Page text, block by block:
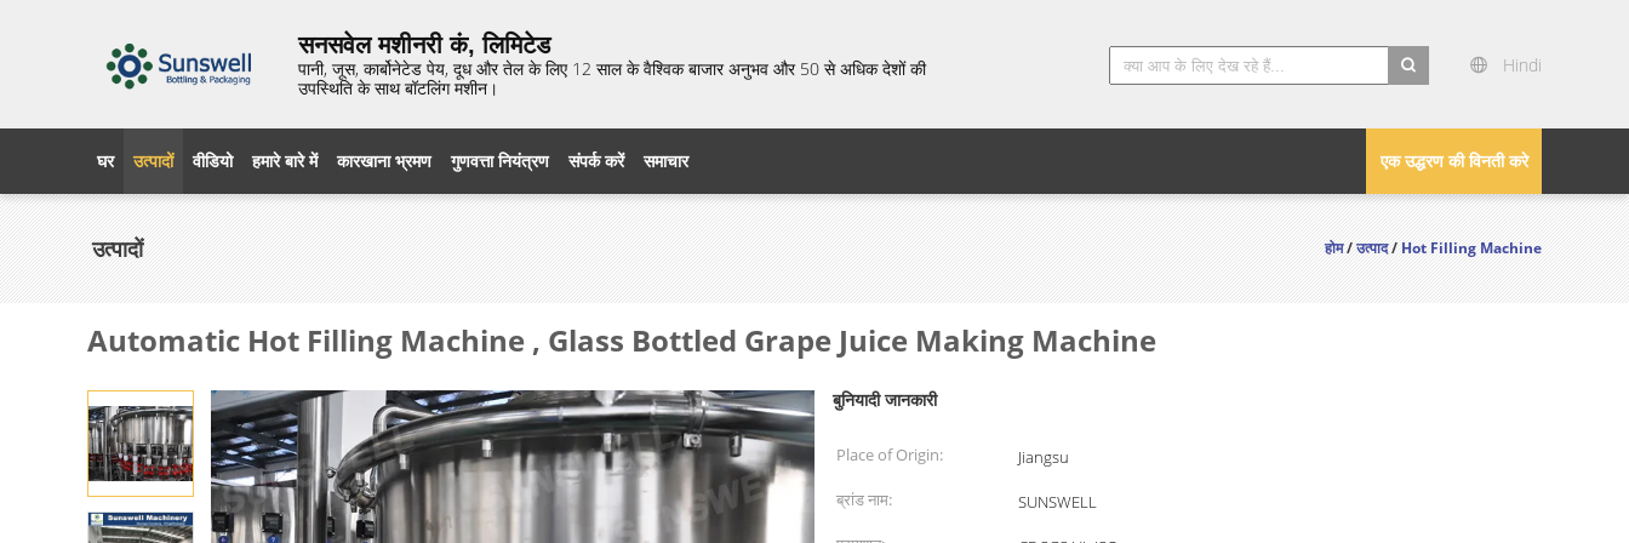
सनसवेल मशीनरी कं, लिमिटेड
पानी, जूस, कार्बोनेटेड पेय, दूध और तेल के लिए 12 साल के वैश्विक बाजार अनुभव और 50 से अधिक देशों की
उपस्थिति के साथ बॉटलिंग मशीन।
Hindi
एक उद्धरण की विनती करे
घर उत्पादों वीडियो हमारे बारे में कारखाना भ्रमण गुणवत्ता नियंत्रण संपर्क करें समाचार
उत्पादों होम/उत्पाद/Hot Filling Machine
Automatic Hot Filling Machine , Glass Bottled Grape Juice Making Machine
बुनियादी जानकारी
Place of Origin:
Jiangsu
ब्रांड नाम:
SUNSWELL